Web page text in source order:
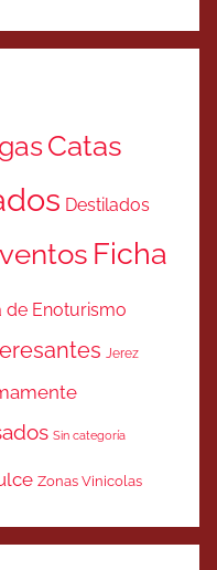
Catas
Destilados
Ficha
de Enoturismo
Jerez
Sin categoría
Zonas Vinicolas